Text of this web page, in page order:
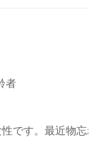
者
です。最近物忘